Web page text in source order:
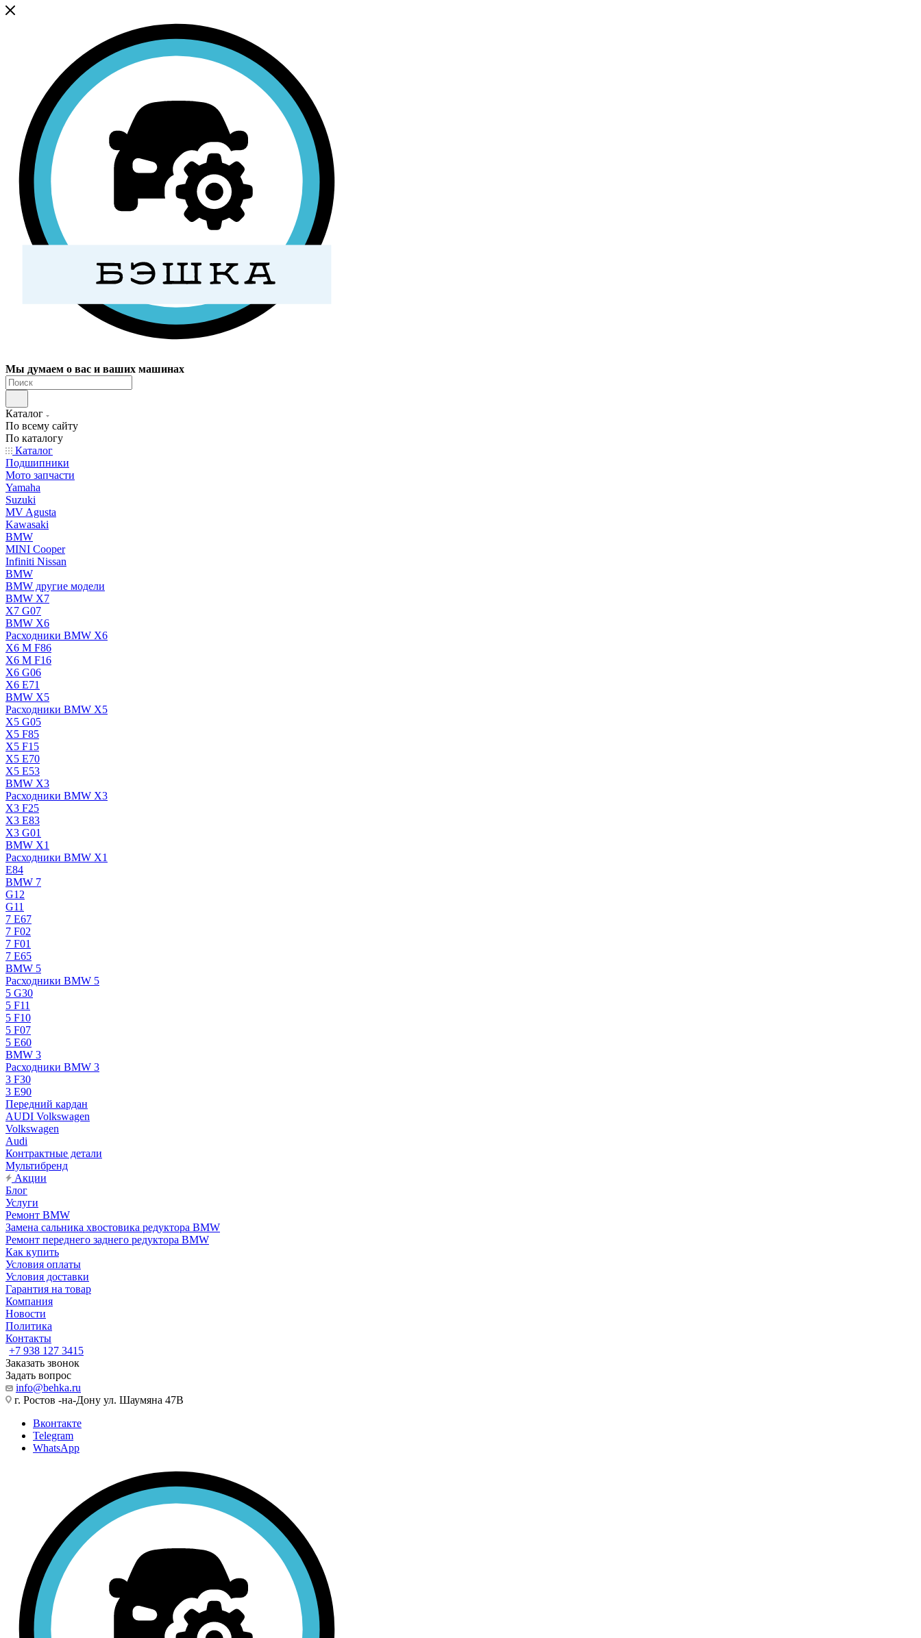
Мы думаем о вас и ваших машинах
Каталог
По всему сайту
По каталогу
Каталог
Подшипники
Мото запчасти
Yamaha
Suzuki
MV Agusta
Kawasaki
BMW
MINI Cooper
Infiniti Nissan
BMW
BMW другие модели
BMW X7
X7 G07
BMW X6
Расходники BMW X6
X6 M F86
X6 M F16
X6 G06
X6 E71
BMW X5
Расходники BMW X5
X5 G05
X5 F85
X5 F15
X5 E70
X5 E53
BMW X3
Расходники BMW X3
X3 F25
X3 E83
X3 G01
BMW X1
Расходники BMW X1
E84
BMW 7
G12
G11
7 Е67
7 F02
7 F01
7 E65
BMW 5
Расходники BMW 5
5 G30
5 F11
5 F10
5 F07
5 E60
BMW 3
Расходники BMW 3
3 F30
3 E90
Передний кардан
AUDI Volkswagen
Volkswagen
Audi
Контрактные детали
Мультибренд
Акции
Блог
Услуги
Ремонт BMW
Замена сальника хвостовика редуктора BMW
Ремонт переднего заднего редуктора BMW
Как купить
Условия оплаты
Условия доставки
Гарантия на товар
Компания
Новости
Политика
Контакты
+7 938 127 3415
Заказать звонок
Задать вопрос
info@behka.ru
г. Ростов -на-Дону ул. Шаумяна 47В
Вконтакте
Telegram
WhatsApp